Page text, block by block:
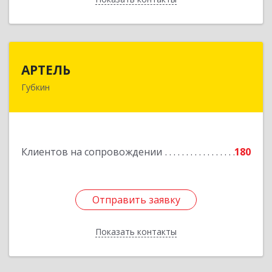
АРТЕЛЬ
Губкин
Клиентов на сопровождении 180
Отправить заявку
Показать контакты
309181, Белгородская обл, Губкинский р-н,
Отправить заявку
Назад